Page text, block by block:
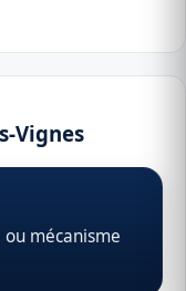
Vignes
mécanisme